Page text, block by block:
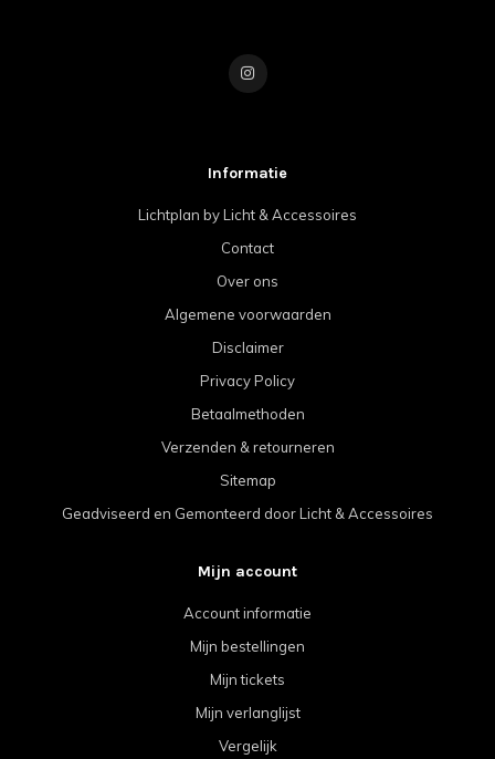
Informatie
Lichtplan by Licht & Accessoires
Contact
Over ons
Algemene voorwaarden
Disclaimer
Privacy Policy
Betaalmethoden
Verzenden & retourneren
Sitemap
Geadviseerd en Gemonteerd door Licht & Accessoires
Mijn account
Account informatie
Mijn bestellingen
Mijn tickets
Mijn verlanglijst
Vergelijk